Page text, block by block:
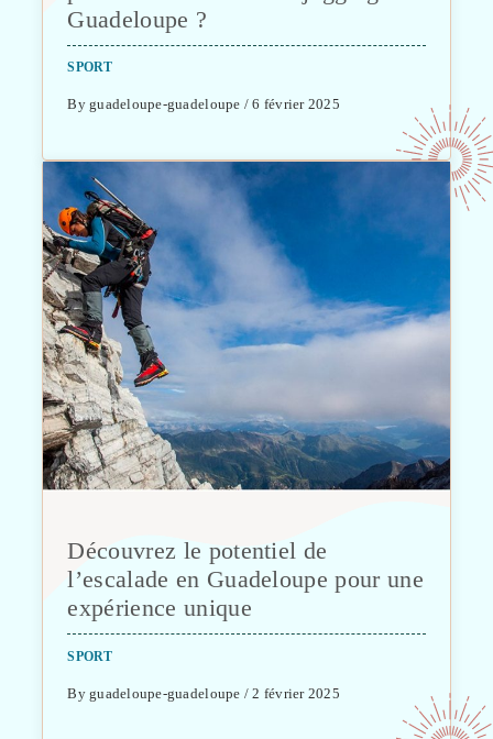
Guadeloupe ?
SPORT
By guadeloupe-guadeloupe / 6 février 2025
Découvrez le potentiel de
l’escalade en Guadeloupe pour une
expérience unique
SPORT
By guadeloupe-guadeloupe / 2 février 2025